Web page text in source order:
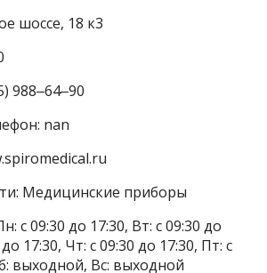
шоссе, 18 к3
988‒64‒90
nan
Медицинские приборы
с 09:30 до 17:30, Вт: с 09:30 до
17:30, Чт: с 09:30 до 17:30, Пт: с
выходной, Вс: выходной